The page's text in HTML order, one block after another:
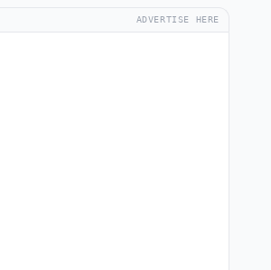
ADVERTISE HERE